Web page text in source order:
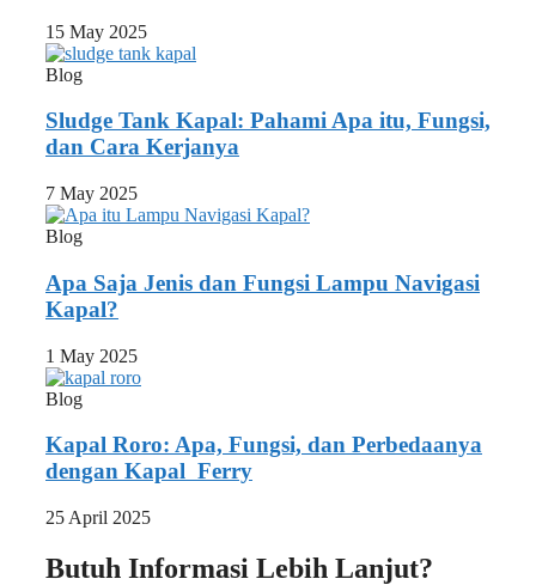
15 May 2025
Blog
Sludge Tank Kapal: Pahami Apa itu, Fungsi,
dan Cara Kerjanya
7 May 2025
Blog
Apa Saja Jenis dan Fungsi Lampu Navigasi
Kapal?
1 May 2025
Blog
Kapal Roro: Apa, Fungsi, dan Perbedaanya
dengan Kapal Ferry
25 April 2025
Butuh Informasi Lebih Lanjut?